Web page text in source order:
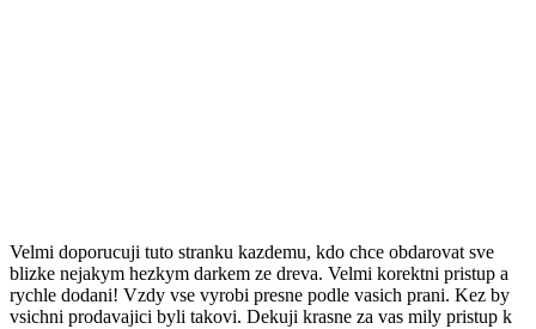
Velmi doporucuji tuto stranku kazdemu, kdo chce obdarovat sve
blizke nejakym hezkym darkem ze dreva. Velmi korektni pristup a
rychle dodani! Vzdy vse vyrobi presne podle vasich prani. Kez by
vsichni prodavajici byli takovi. Dekuji krasne za vas mily pristup k